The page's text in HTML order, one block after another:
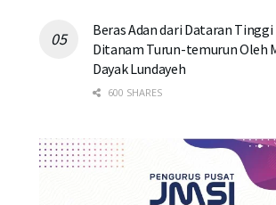
Beras Adan dari Dataran Tinggi
Ditanam Turun-temurun Oleh
Dayak Lundayeh
600 SHARES